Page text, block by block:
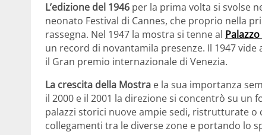
L’edizione del 1946 per la prima volta si svolse
neonato Festival di Cannes, che proprio nella
rassegna. Nel 1947 la mostra si tenne al
un record di novantamila presenze. Il 1947
il Gran premio internazionale di Venezia.
La crescita della Mostra e la sua importanza
il 2000 e il 2001 la direzione si concentrò su
palazzi storici nuove ampie sedi, ristrutturate
collegamenti tra le diverse zone e portando lo